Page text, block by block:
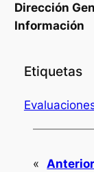
Dirección
Información
Etiquetas
« Anterior